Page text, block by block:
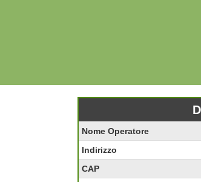
Nome Operatore
Indirizzo
CAP